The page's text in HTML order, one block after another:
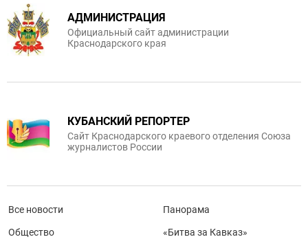
АДМИНИСТРАЦИЯ
Официальный сайт администрации
Краснодарского края
КУБАНСКИЙ РЕПОРТЕР
Сайт Краснодарского краевого отделения Союза
журналистов России
Все новости
Общество
Панорама
«Битва за Кавказ»